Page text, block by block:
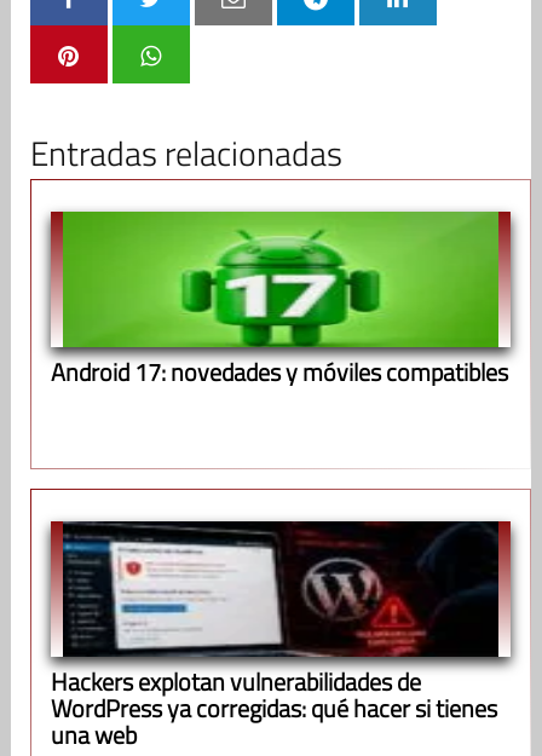
Entradas relacionadas
Android 17: novedades y móviles compatibles
Hackers explotan vulnerabilidades de
WordPress ya corregidas: qué hacer si tienes
una web